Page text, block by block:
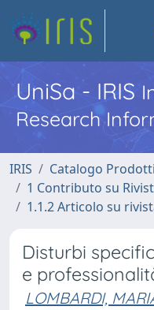
UniSa - IRIS
Research
IRIS
Catalogo
1 Contributo su
1.1.2 Articolo su
Disturbi
e
LOMBARDI,